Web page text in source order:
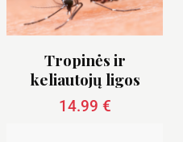
Tropinės ir
keliautojų ligos
14.99 €